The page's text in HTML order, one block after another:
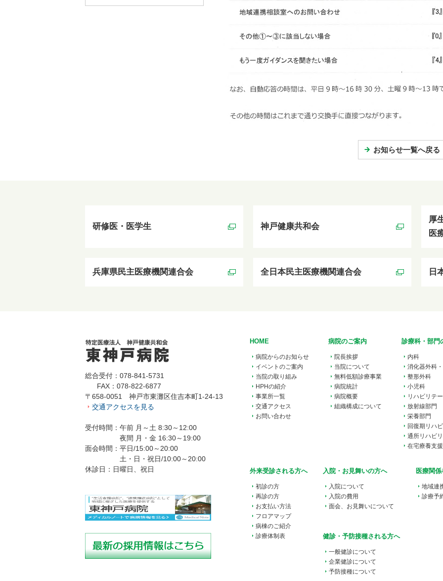
お知らせ一覧へ戻る
研修医・医学生 神戸健康共和会
厚
医
兵庫県民主医療機関連合会 全日本民主医療機関連合会 日
総合受付：078-841-5731
FAX：078-822-6877
〒658-0051 神戸市東灘区住吉本町1-24-13
交通アクセスを見る
受付時間：午前 月～土 8:30～12:00
夜間 月・金 16:30～19:00
面会時間：平日/15:00～20:00
土・日・祝日/10:00～20:00
休診日：日曜日、祝日
HOME
病院からのお知らせ
イベントのご案内
当院の取り組み
HPHの紹介
事業所一覧
交通アクセス
お問い合わせ
病院のご案内
院長挨拶
当院について
無料低額診療事業
病院統計
病院概要
組織構成について
診療科・部門
内科
消化器外科
整形外科
小児科
リハビリテ
放射線部門
栄養部門
回復期リハ
通所リハビ
在宅療養支
外来受診される方へ
初診の方
再診の方
お支払い方法
フロアマップ
病棟のご紹介
診療体制表
入院・お見舞いの方へ
入院について
入院の費用
面会、お見舞いについて
健診・予防接種される方へ
一般健診について
企業健診について
予防接種について
医療関
地域連
診療予